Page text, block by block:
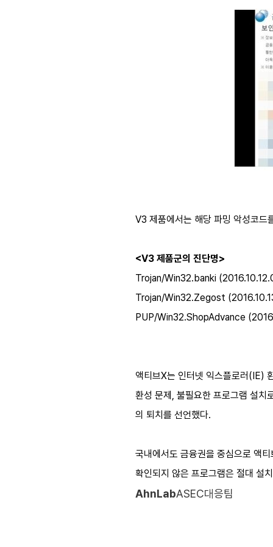
V3 제품에서는 해당 파밍 악성코드
<V3 제품군의 진단명>
Trojan/Win32.banki
Trojan/Win32.Zegost
PUP/Win32.ShopAdvance
액티브X는 인터넷 익스플로러(IE)
환성 문제, 불필요한 프로그램 설
의 퇴치를 선언했다.
국내에서도 금융권을 중심으로 액
확인되지 않은 프로그램은 절대 설
AhnLabASEC대응팀